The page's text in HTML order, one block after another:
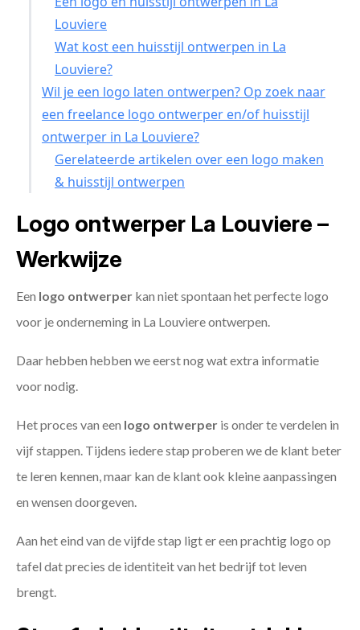
Louviere
Wat kost een huisstijl ontwerpen in La
Louviere?
Wil je een logo laten ontwerpen? Op zoek naar
een freelance logo ontwerper en/of huisstijl
ontwerper in La Louviere?
Gerelateerde artikelen over een logo maken
& huisstijl ontwerpen
Logo ontwerper La Louviere –
Werkwijze
Een logo ontwerper kan niet spontaan het perfecte logo
voor je onderneming in La Louviere ontwerpen.
Daar hebben hebben we eerst nog wat extra informatie
voor nodig.
Het proces van een logo ontwerper is onder te verdelen in
vijf stappen. Tijdens iedere stap proberen we de klant beter
te leren kennen, maar kan de klant ook kleine aanpassingen
en wensen doorgeven.
Aan het eind van de vijfde stap ligt er een prachtig logo op
tafel dat precies de identiteit van het bedrijf tot leven
brengt.